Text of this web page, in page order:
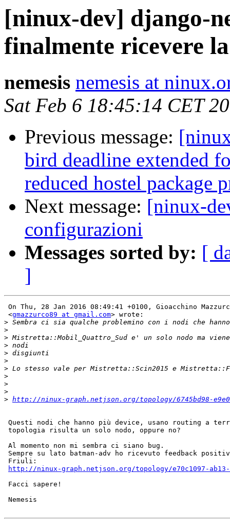
[ninux-dev] django-
finalmente ricevere
nemesis nemesis at
Sat Feb 6 18:45:14 CET
Previous message:
bird deadline extended
reduced hostel package
Next message: [ninux-
configurazioni
Messages sorted by: [
]
On Thu, 28 Jan 2016 08:49:41 +0100, Gioacchino
<gmazzurco89 at gmail.com> wrote:
>
>
>
>
>
>
>
>
>
>
> http://ninux-graph.netjson.org/topology/6745bd98-
Questi nodi che hanno più device, usano routing a
topologia risulta un solo nodo, oppure no?
Al momento non mi sembra ci siano bug.
Sempre su lato batman-adv ho ricevuto feedback
Friuli:
http://ninux-graph.netjson.org/topology/e70c1097-ab13-
Facci sapere!
Nemesis